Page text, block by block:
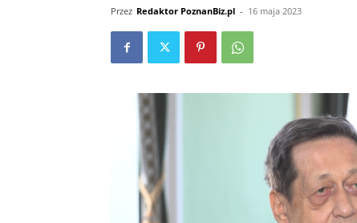
Przez Redaktor PoznanBiz.pl - 16 maja 2023